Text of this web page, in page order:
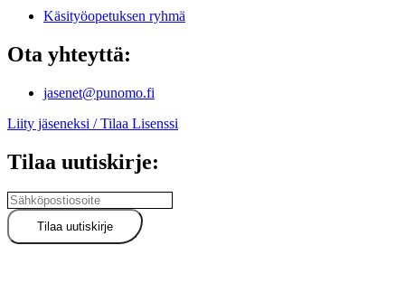
Käsityöopetuksen ryhmä
Ota yhteyttä:
jasenet@punomo.fi
Liity jäseneksi / Tilaa Lisenssi
Tilaa uutiskirje: